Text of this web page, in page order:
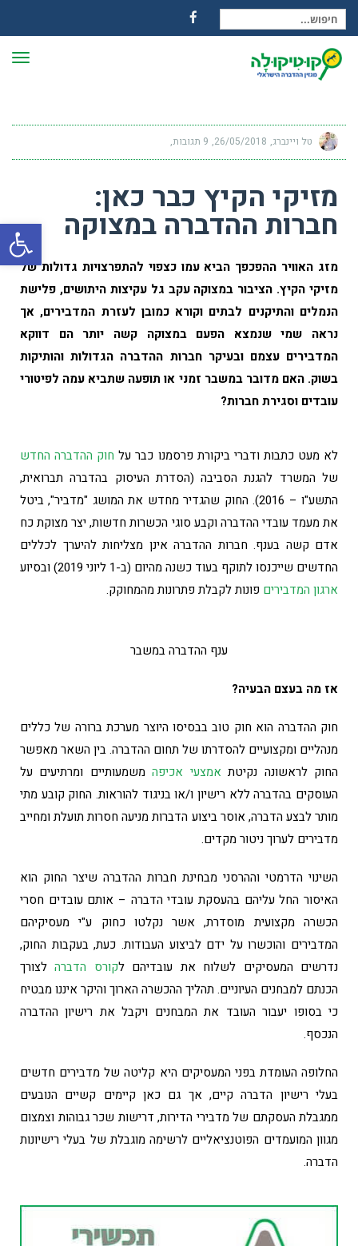
חיפוש עבור:
Facebook
טל ויינברג 26/05/2018 9 תגובות
מזיקי הקיץ כבר כאן:
חברות ההדברה במצוקה
מזג האוויר ההפכפך הביא עמו כצפוי להתפרצויות גדולות של
מזיקי הקיץ. הציבור במצוקה עקב גל עקיצות היתושים, פלישת
הנמלים והתיקנים לבתים וקורא כמובן לעזרת המדבירים, אך
נראה שמי שנמצא הפעם במצוקה קשה יותר הם דווקא
המדבירים עצמם ובעיקר חברות ההדברה הגדולות והותיקות
בשוק. האם מדובר במשבר זמני או תופעה שתביא עמה לפיטורי
עובדים וסגירת חברות?
לא מעט כתבות ודברי ביקורת פרסמנו כבר על חוק ההדברה החדש
של המשרד להגנת הסביבה (הסדרת העיסוק בהדברה תברואית,
התשע"ו – 2016). החוק שהגדיר מחדש את המושג "מדביר", ביטל
את מעמד עובדי ההדברה וקבע סוגי הכשרות חדשות, יצר מצוקת כח
אדם קשה בענף. חברות ההדברה אינן מצליחות להיערך לכללים
החדשים שייכנסו לתוקף בעוד כשנה מהיום (ב-1 ליוני 2019) ובסיוע
ארגון המדבירים פונות לקבלת פתרונות מהמחוקק.
ענף ההדברה במשבר
אז מה בעצם הבעיה?
חוק ההדברה הוא חוק טוב בבסיסו היוצר מערכת ברורה של כללים
מנהליים ומקצועיים להסדרתו של תחום ההדברה. בין השאר מאפשר
החוק לראשונה נקיטת אמצעי אכיפהמשמעותיים ומרתיעים על
העוסקים בהדברה ללא רישיון ו/או בניגוד להוראות. החוק קובע מתי
מותר לבצע הדברה, אוסר ביצוע הדברות מניעה חסרות תועלת ומחייב
מדבירים לערוך ניטור מקדים.
השינוי הדרמטי וההרסני מבחינת חברות ההדברה שיצר החוק הוא
האיסור החל עליהם בהעסקת עובדי הדברה – אותם עובדים חסרי
הכשרה מקצועית מוסדרת, אשר נקלטו כחוק ע"י מעסיקיהם
המדבירים והוכשרו על ידם לביצוע העבודות. כעת, בעקבות החוק,
נדרשים המעסיקים לשלוח את עובדיהם לקורס הדברהלצורך
הכנתם למבחנים העיוניים. תהליך ההכשרה הארוך והיקר איננו מבטיח
כי בסופו יעבור העובד את המבחנים ויקבל את רישיון ההדברה
הנכסף.
החלופה העומדת בפני המעסיקים היא קליטה של מדבירים חדשים
בעלי רישיון הדברה קיים, אך גם כאן קיימים קשיים הנובעים
ממגבלת העסקתם של מדבירי הדירות, דרישות שכר גבוהות וצמצום
מגוון המועמדים הפוטנציאליים לרשימה מוגבלת של בעלי רישיונות
הדברה.